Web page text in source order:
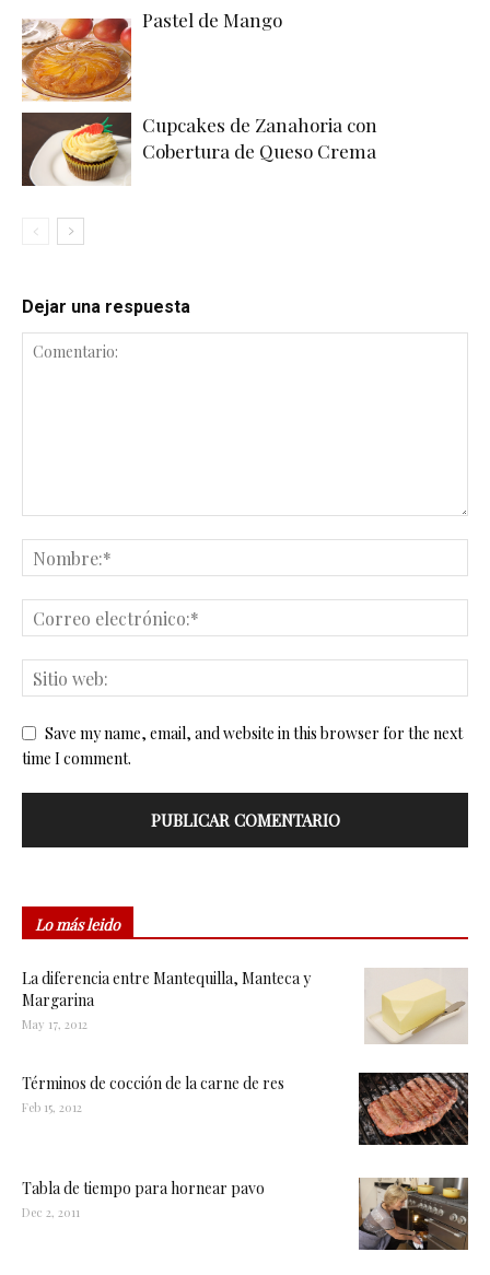
Pastel de Mango
Cupcakes de Zanahoria con
Cobertura de Queso Crema
Dejar una respuesta
Save my name, email, and website in this browser for the next
time I comment.
Lo más leido
La diferencia entre Mantequilla, Manteca y
Margarina
May 17, 2012
Términos de cocción de la carne de res
Feb 15, 2012
Tabla de tiempo para hornear pavo
Dec 2, 2011